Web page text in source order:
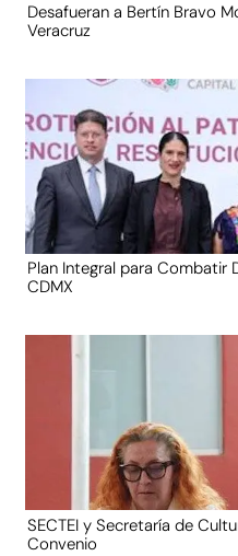
Desafueran a Bertín Bravo
Veracruz
Plan Integral para Combatir
CDMX
SECTEI y Secretaría de
Convenio